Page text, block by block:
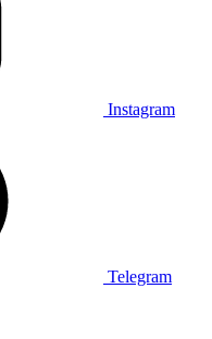
Instagram
Telegram